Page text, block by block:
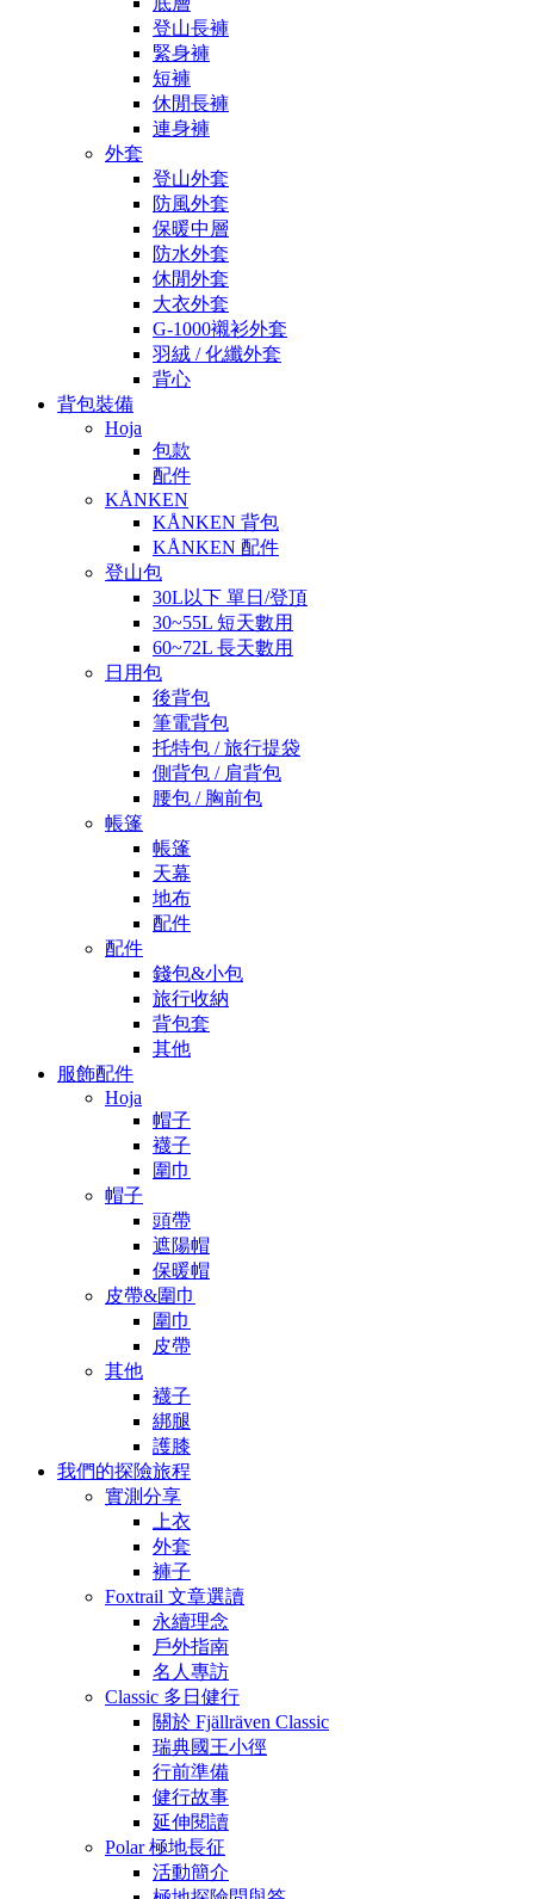
登山長褲
緊身褲
短褲
休閒長褲
連身褲
外套
登山外套
防風外套
保暖中層
防水外套
休閒外套
大衣外套
G-1000襯衫外套
羽絨 / 化纖外套
背心
背包裝備
Hoja
包款
配件
KÅNKEN
KÅNKEN 背包
KÅNKEN 配件
登山包
30L以下 單日/登頂
30~55L 短天數用
60~72L 長天數用
日用包
後背包
筆電背包
托特包 / 旅行提袋
側背包 / 肩背包
腰包 / 胸前包
帳篷
帳篷
天幕
地布
配件
配件
錢包&小包
旅行收納
背包套
其他
服飾配件
Hoja
帽子
襪子
圍巾
帽子
頭帶
遮陽帽
保暖帽
皮帶&圍巾
圍巾
皮帶
其他
襪子
綁腿
護膝
我們的探險旅程
實測分享
上衣
外套
褲子
Foxtrail 文章選讀
永續理念
戶外指南
名人專訪
Classic 多日健行
關於 Fjällräven Classic
瑞典國王小徑
行前準備
健行故事
延伸閱讀
Polar 極地長征
活動簡介